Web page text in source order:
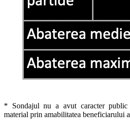
* Sondajul nu a avut caracter public
material prin amabilitatea beneficiarului